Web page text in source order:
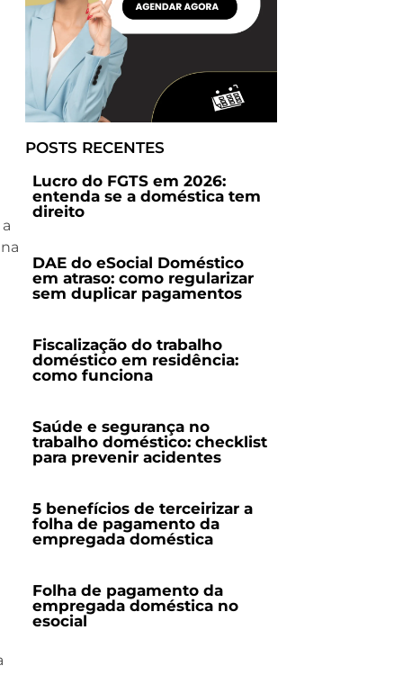
POSTS RECENTES
Lucro do FGTS em 2026:
entenda se a doméstica tem
direito
DAE do eSocial Doméstico
em atraso: como regularizar
sem duplicar pagamentos
Fiscalização do trabalho
doméstico em residência:
como funciona
Saúde e segurança no
trabalho doméstico: checklist
para prevenir acidentes
5 benefícios de terceirizar a
folha de pagamento da
empregada doméstica
Folha de pagamento da
empregada doméstica no
esocial